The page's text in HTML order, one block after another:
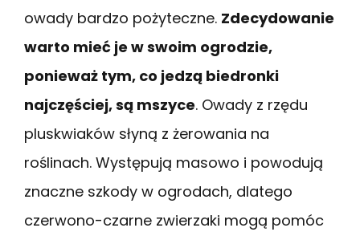
owady bardzo pożyteczne. Zdecydowanie
warto mieć je w swoim ogrodzie,
ponieważ tym, co jedzą biedronki
najczęściej, są mszyce. Owady z rzędu
pluskwiaków słyną z żerowania na
roślinach. Występują masowo i powodują
znaczne szkody w ogrodach, dlatego
czerwono-czarne zwierzaki mogą pomóc